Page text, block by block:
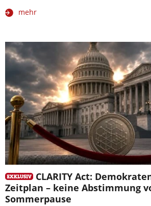
mehr
CLARITY Act:
Zeitplan – keine Abstimmung
Sommerpause